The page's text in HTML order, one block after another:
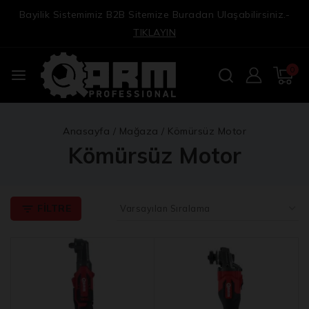
Bayilik Sistemimiz B2B Sitemize Buradan Ulaşabilirsiniz.-
TIKLAYIN
0
Anasayfa / Mağaza / Kömürsüz Motor
Kömürsüz Motor
FILTRE